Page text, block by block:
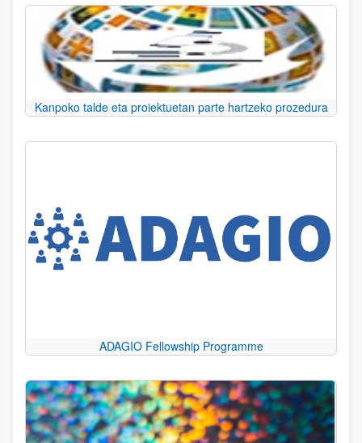
Kanpoko talde eta proiektuetan parte hartzeko prozedura
ADAGIO Fellowship Programme